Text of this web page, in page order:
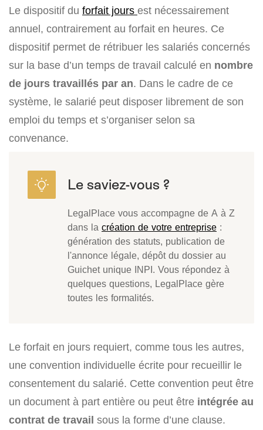
Le dispositif du forfait jours est nécessairement
annuel, contrairement au forfait en heures. Ce
dispositif permet de rétribuer les salariés concernés
sur la base d’un temps de travail calculé en nombre
de jours travaillés par an. Dans le cadre de ce
système, le salarié peut disposer librement de son
emploi du temps et s’organiser selon sa
convenance.
LegalPlace vous accompagne de A à Z
dans la création de votre entreprise :
génération des statuts, publication de
l'annonce légale, dépôt du dossier au
Guichet unique INPI. Vous répondez à
quelques questions, LegalPlace gère
toutes les formalités.
Le forfait en jours requiert, comme tous les autres,
une convention individuelle écrite pour recueillir le
consentement du salarié. Cette convention peut être
un document à part entière ou peut être intégrée au
contrat de travail sous la forme d’une clause.